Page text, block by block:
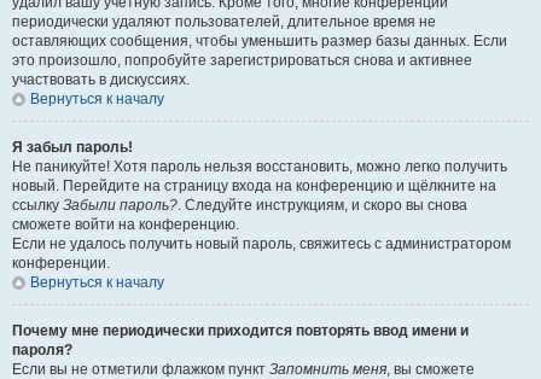
периодически удаляют пользователей, длительное время не
оставляющих сообщения, чтобы уменьшить размер базы данных. Если
это произошло, попробуйте зарегистрироваться снова и активнее
участвовать в дискуссиях.
Вернуться к началу
Я забыл пароль!
Не паникуйте! Хотя пароль нельзя восстановить, можно легко получить
новый. Перейдите на страницу входа на конференцию и щёлкните на
ссылку Забыли пароль?. Следуйте инструкциям, и скоро вы снова
сможете войти на конференцию.
Если не удалось получить новый пароль, свяжитесь с администратором
конференции.
Вернуться к началу
Почему мне периодически приходится повторять ввод имени и
пароля?
Если вы не отметили флажком пункт Запомнить меня, вы сможете